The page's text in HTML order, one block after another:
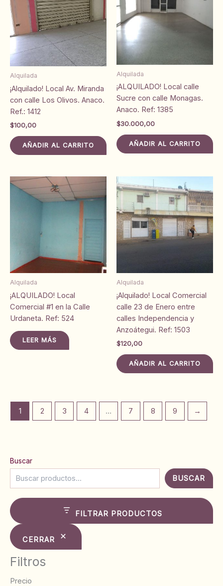
Alquilada
¡Alquilado! Local Av. Miranda
con calle Los Olivos. Anaco.
Ref.: 1412
$100,00
AÑADIR AL CARRITO
Alquilada
¡ALQUILADO! Local calle
Sucre con calle Monagas.
Anaco. Ref: 1385
$30.000,00
AÑADIR AL CARRITO
Alquilada
¡ALQUILADO! Local
Comercial #1 en la Calle
Urdaneta. Ref: 524
LEER MÁS
Alquilada
¡Alquilado! Local Comercial
calle 23 de Enero entre
calles Independencia y
Anzoátegui. Ref: 1503
$120,00
AÑADIR AL CARRITO
1 2 3 4 … 7 8 9 →
Buscar
BUSCAR
FILTRAR PRODUCTOS
CERRAR
Filtros
Precio